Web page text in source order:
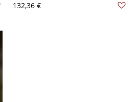
Barocke Deckenleuchte für
132,36 €